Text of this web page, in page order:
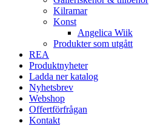
Kilramar
Konst
Angelica Wiik
Produkter som utgått
REA
Produktnyheter
Ladda ner katalog
Nyhetsbrev
Webshop
Offertförfrågan
Kontakt